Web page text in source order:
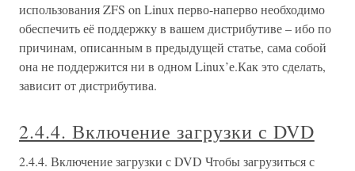
использования ZFS on Linux перво-наперво необходимо
обеспечить её поддержку в вашем дистрибутиве – ибо по
причинам, описанным в предыдущей статье, сама собой
она не поддержится ни в одном Linux’е.Как это сделать,
зависит от дистрибутива.
2.4.4. Включение загрузки с DVD
2.4.4. Включение загрузки с DVD Чтобы загрузиться с